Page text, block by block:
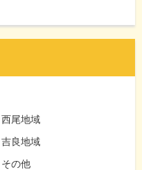
西尾地域
吉良地域
その他